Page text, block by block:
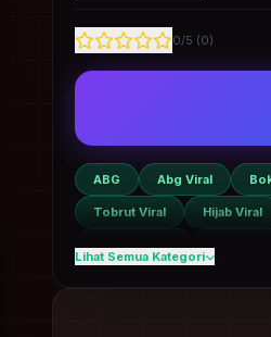
0/5 (0)
ABG Abg Viral
Tobrut Viral Hijab Viral
Asupan Bocil Bocil SMP
Lihat Semua Kategori